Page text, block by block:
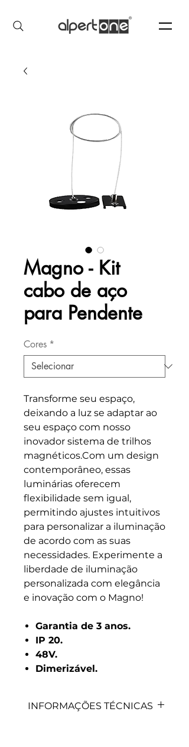
Magno - Kit
cabo de aço
para Pendente
Cores *
Transforme seu espaço,
deixando a luz se adaptar ao
seu espaço com nosso
inovador sistema de trilhos
magnéticos.Com um design
contemporâneo, essas
luminárias oferecem
flexibilidade sem igual,
permitindo ajustes intuitivos
para personalizar a iluminação
de acordo com as suas
necessidades. Experimente a
liberdade de iluminação
personalizada com elegância
e inovação com o Magno!
Garantia de 3 anos.
IP 20.
48V.
Dimerizável.
INFORMAÇÕES TÉCNICAS